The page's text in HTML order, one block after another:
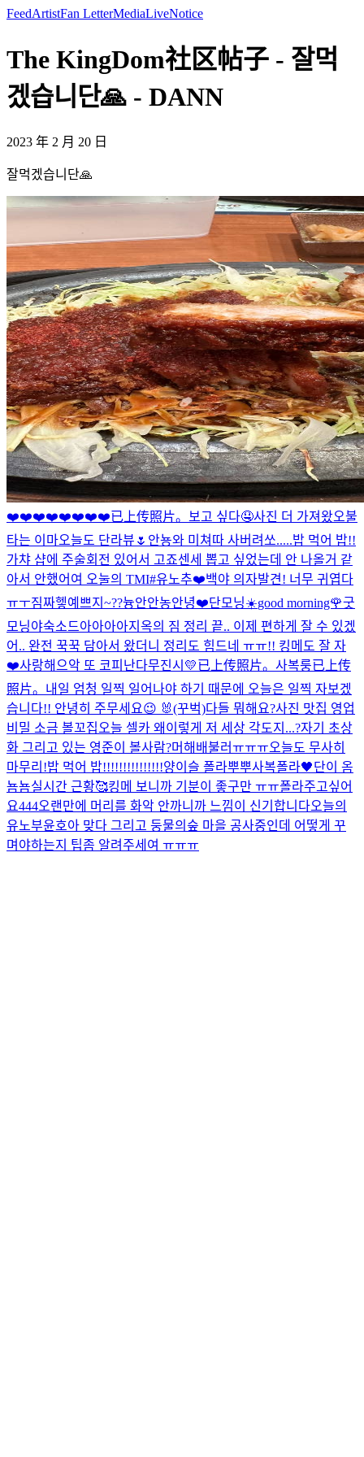
FeedArtistFan LetterMediaLiveNotice
The KingDom社区帖子 - 잘먹
겠습니단🙏 - DANN
2023 年 2 月 20 日
잘먹겠습니단🙏
❤️❤️❤️❤️❤️❤️❤️❤️已上传照片。 보고 싶다🤤사진 더 가져왔오불
타는 이마오늘도 단라뷰🌷 안뇽와 미쳐따 사버려쏘.....밥 먹어 밥!!
가챠 샵에 주술회전 있어서 고죠센세 뽑고 싶었는데 안 나올거 같
아서 안했어여 오눌의 TMI#유노추❤️백야 의자발견! 너무 귀엽다
ㅠㅜ짐짜헿예쁘지~??늉안안농안녕❤️단모닝☀️good morning🌹굿
모닝야숙소드아아아아지옥의 짐 정리 끝.. 이제 편하게 잘 수 있겠
어.. 완전 꾹꾹 담아서 왔더니 정리도 힘드네 ㅠㅠ!! 킹메도 잘 자
❤️사랑해 으악 또 코피난다무진시💛已上传照片。 사복룽已上传
照片。 내일 엄청 일찍 일어나야 하기 때문에 오늘은 일찍 자보겠
습니다!! 안녕히 주무세요😉 🐰(꾸벅)다들 뭐해요?사진 맛집 영업
비밀 소금 볼꼬집 오늘 셀카 왜이렇게 저 세상 각도지...?자기 초상
화 그리고 있는 영준이 볼사람?머해 배불러ㅠㅠㅠ오늘도 무사히
마무리!밥 먹어 밥!!!!!!!!!!!!!!!양이슬 폴라뿌뿌사복폴라🖤단이 옴
뇸뇸실시간 근황🥰킹메 보니까 기분이 좋구만 ㅠㅠ폴라주고싶어
요444오랜만에 머리를 화악 안까니까 느낌이 신기합니다오늘의
유노부윤호아 맞다 그리고 둥물의숲 마을 공사중인데 어떻게 꾸
며야하는지 팁좀 알려주세여 ㅠㅠㅠ